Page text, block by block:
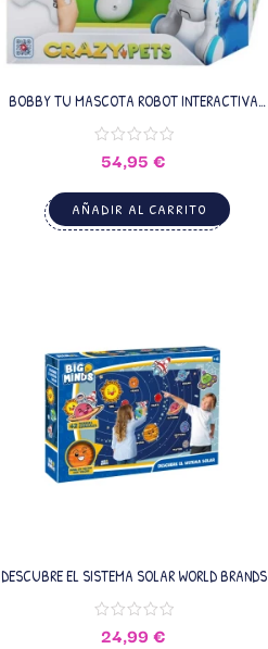
BOBBY TU MASCOTA ROBOT INTERACTIVA
54,95 €
AÑADIR AL CARRITO
DESCUBRE EL SISTEMA SOLAR WORLD BRANDS
24,99 €